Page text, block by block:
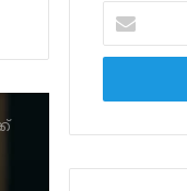
Enter
your
Email